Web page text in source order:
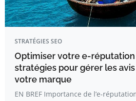
STRATÉGIES SEO
Optimiser votre e-réputation
stratégies pour gérer les
votre marque
EN BREF Importance de l’e-